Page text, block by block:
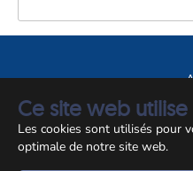
Ce site web
Les cookies sont utilisés pour
optimale de notre site web.
A
©